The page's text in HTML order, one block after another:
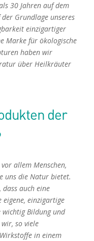
30 Jahren auf dem
Grundlage unseres
einzigartiger
Marke für ökologische
haben wir
über Heilkräuter
der
allem Menschen,
uns die Natur bietet.
dass auch eine
einzigartige
Bildung und
so viele
in einem